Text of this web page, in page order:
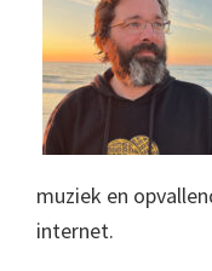
muziek en
internet.